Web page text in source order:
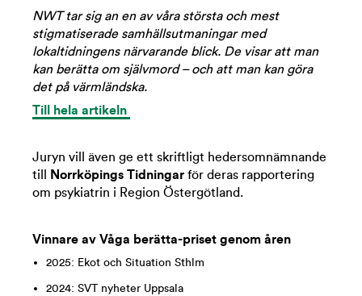
NWT tar sig an en av våra största och mest
stigmatiserade samhällsutmaningar med
lokaltidningens närvarande blick. De visar att man
kan berätta om självmord – och att man kan göra
det på värmländska.
Till hela artikeln
Juryn vill även ge ett skriftligt hedersomnämnande
till
Norrköpings Tidningar för deras rapportering
om psykiatrin i Region Östergötland.
Vinnare av Våga berätta-priset genom åren
2025: Ekot och Situation Sthlm
2024: SVT nyheter Uppsala